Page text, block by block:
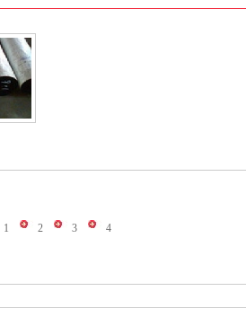
1 2 3 4